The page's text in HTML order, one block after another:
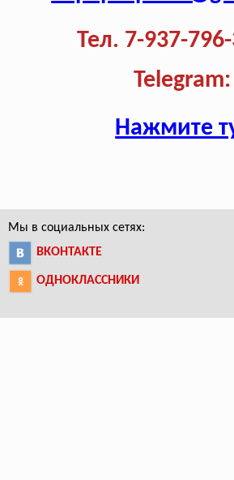
Тел. 7-937-
Telegram:
Нажмите
Мы в социальных сетях:
ВКОНТАКТЕ
ОДНОКЛАССНИКИ